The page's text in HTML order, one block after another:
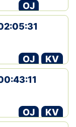
OJ
OJ
KV
OJ
KV